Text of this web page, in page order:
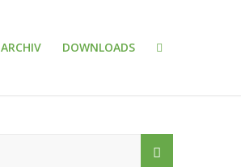
ARCHIV DOWNLOADS